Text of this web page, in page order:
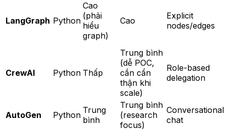
LangGraph Python
Cao
(phải
hiểu
graph)
Cao
Explicit
nodes/edges
CrewAI Python Thấp
Trung bình
(dễ POC,
cần cẩn
thận khi
scale)
Role-based
delegation
AutoGen Python Trung
bình
Trung bình
(research
focus)
Conversational
chat